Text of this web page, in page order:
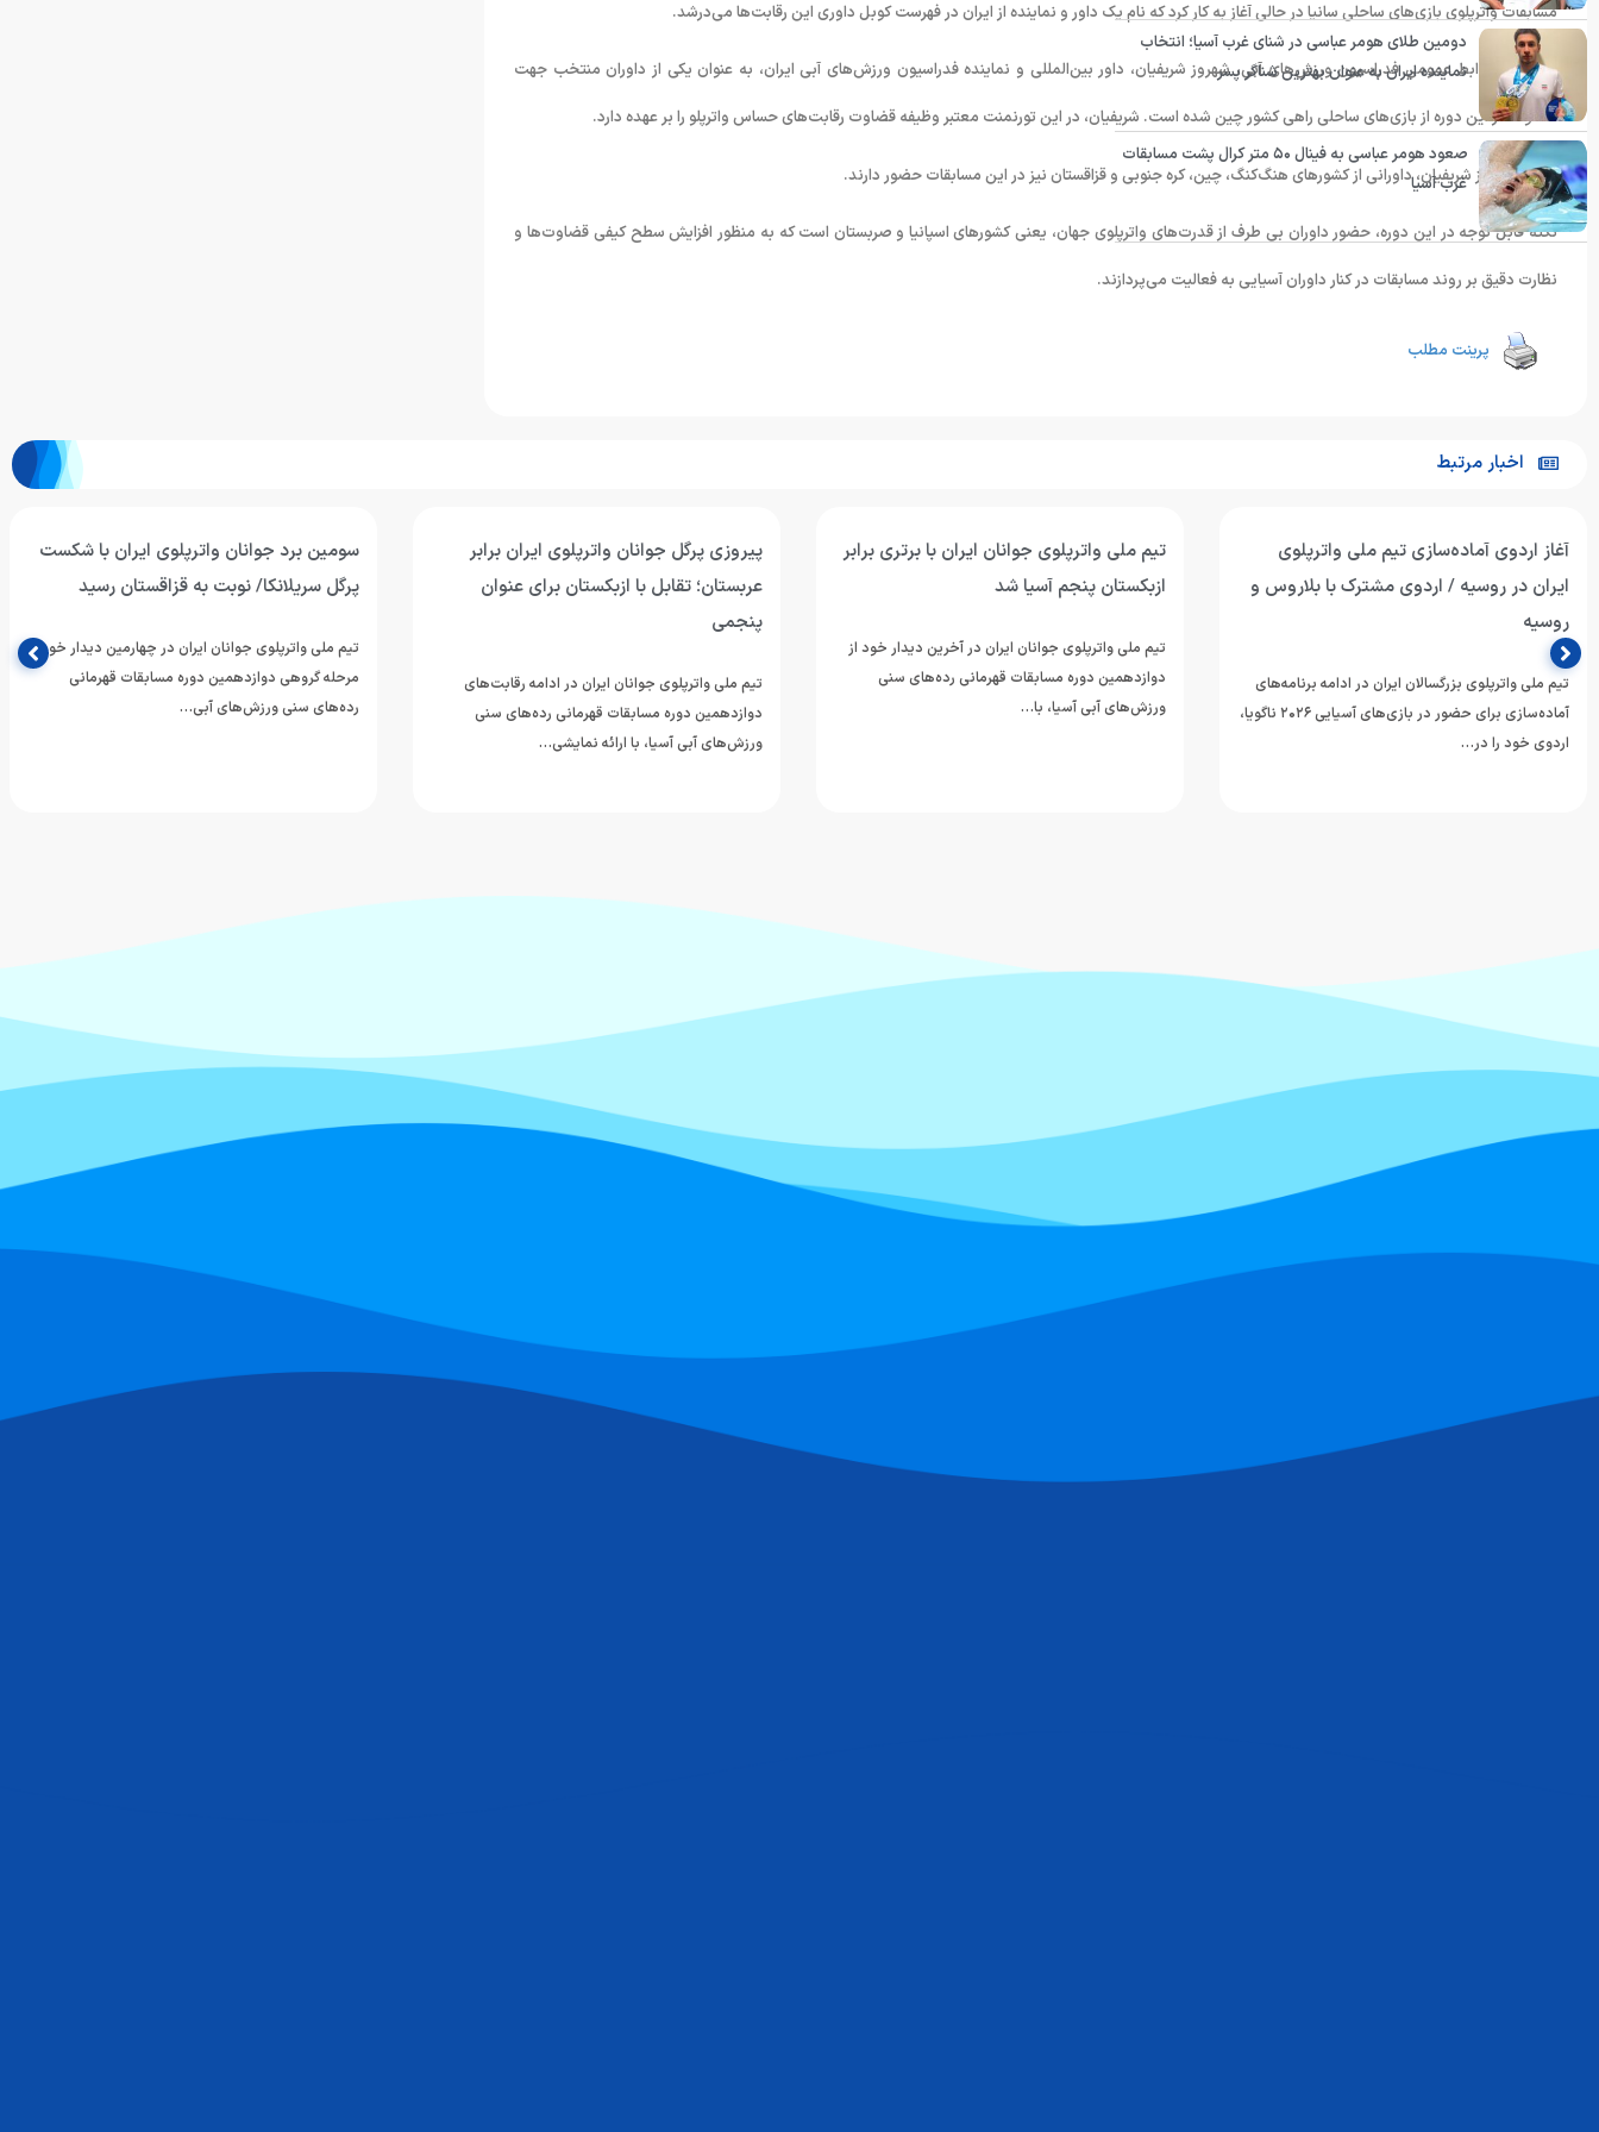
مسابقات واترپلوی بازی‌های ساحلی سانیا در حالی آغاز به کار کرد که نام یک داور و نماینده از ایران در فهرست کوبل داوری این رقابت‌ها می‌درشد.
به گزارش روابط عمومی فدراسیون ورزش‌های آبی، شهروز شریفیان، داور بین‌المللی و نماینده فدراسیون ورزش‌های آبی ایران، به عنوان یکی از داوران منتخب جهت
قضاوت در این دوره از بازی‌های ساحلی راهی کشور چین شده است. شریفیان، در این تورنمنت معتبر وظیفه قضاوت رقابت‌های حساس واترپلو را بر عهده دارد.
در کنار شهروز شریفیان، داورانی از کشورهای هنگ‌کنگ، چین، کره جنوبی و قزاقستان نیز در این مسابقات حضور دارند.
نکته قابل توجه در این دوره، حضور داوران بی طرف از قدرت‌های واترپلوی جهان، یعنی کشورهای اسپانیا و صربستان است که به منظور افزایش سطح کیفی قضاوت‌ها و
نظارت دقیق بر روند مسابقات در کنار داوران آسیایی به فعالیت می‌پردازند.
پرینت مطلب
دومین طلای هومر عباسی در شنای غرب آسیا؛ انتخاب
نماینده ایران به عنوان بهترین شناگر پسر
صعود هومر عباسی به فینال ۵۰ متر کرال پشت مسابقات
غرب آسیا
اخبار مرتبط
آغاز اردوی آماده‌سازی تیم ملی واترپلوی
ایران در روسیه / اردوی مشترک با بلاروس و
روسیه
تیم ملی واترپلوی بزرگسالان ایران در ادامه برنامه‌های
آماده‌سازی برای حضور در بازی‌های آسیایی ۲۰۲۶ ناگویا،
اردوی خود را در…
تیم ملی واترپلوی جوانان ایران با برتری برابر
ازبکستان پنجم آسیا شد
تیم ملی واترپلوی جوانان ایران در آخرین دیدار خود از
دوازدهمین دوره مسابقات قهرمانی رده‌های سنی
ورزش‌های آبی آسیا، با…
پیروزی پرگل جوانان واترپلوی ایران برابر
عربستان؛ تقابل با ازبکستان برای عنوان
پنجمی
تیم ملی واترپلوی جوانان ایران در ادامه رقابت‌های
دوازدهمین دوره مسابقات قهرمانی رده‌های سنی
ورزش‌های آبی آسیا، با ارائه نمایشی…
سومین برد جوانان واترپلوی ایران با شکست
پرگل سریلانکا/ نوبت به قزاقستان رسید
تیم ملی واترپلوی جوانان ایران در چهارمین دیدار خود از
مرحله گروهی دوازدهمین دوره مسابقات قهرمانی
رده‌های سنی ورزش‌های آبی…